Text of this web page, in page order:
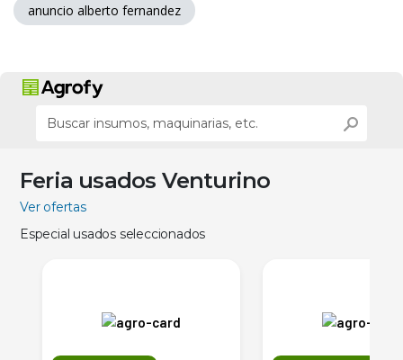
anuncio alberto fernandez
Feria usados Venturino
Ver ofertas
Especial usados seleccionados